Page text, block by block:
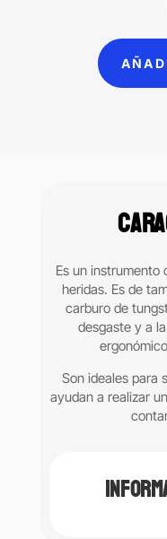
Es un instrumento
heridas. Es de
carburo de
desgaste y a
Son ideales para
ayudan a realizar